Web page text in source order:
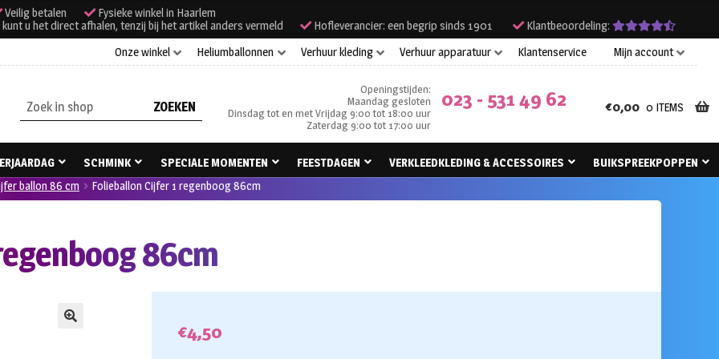
Veilig betalen
Fysieke winkel in Haarlem
u het direct afhalen, tenzij bij het artikel anders vermeld
Hofleverancier: een begrip sinds 1901
Klantbeoordeling:
Onze winkel
Heliumballonnen Verhuur kleding Verhuur apparatuur Klantenservice Mijn account
Zoeken
naar:
Openingstijden:
Maandag gesloten
Dinsdag tot en met Vrijdag 9:00 tot 18:00 uur
Zaterdag 9:00 tot 17:00 uur
023 - 531 49 62 €0,00 0 ITEMS
SCHMINK SPECIALE MOMENTEN FEESTDAGEN VERKLEEDKLEDING & ACCESSOIRES
BUIKSPREEKPOPPEN
ballon 86 cm Folieballon Cijfer 1 regenboog 86cm
86cm
€4,50